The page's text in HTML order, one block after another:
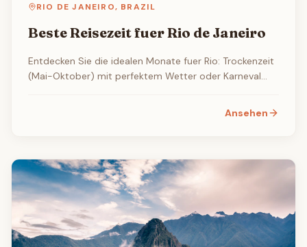
RIO DE JANEIRO, BRAZIL
Beste Reisezeit fuer Rio de Janeiro
Entdecken Sie die idealen Monate fuer Rio: Trockenzeit
(Mai-Oktober) mit perfektem Wetter oder Karneval
Ansehen